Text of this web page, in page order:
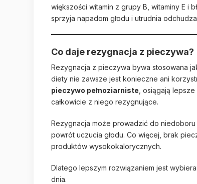
większości witamin z grupy B, witaminy E i
sprzyja napadom głodu i utrudnia
Co daje rezygnacja z pieczywa?
Rezygnacja z pieczywa bywa stosowana
diety nie zawsze jest konieczne ani
pieczywo pełnoziarniste , osiągają
całkowicie z niego rezygnujące.
Rezygnacja może prowadzić do
powrót uczucia głodu. Co więcej, brak
produktów wysokokalorycznych.
Dlatego lepszym rozwiązaniem jest
dnia.